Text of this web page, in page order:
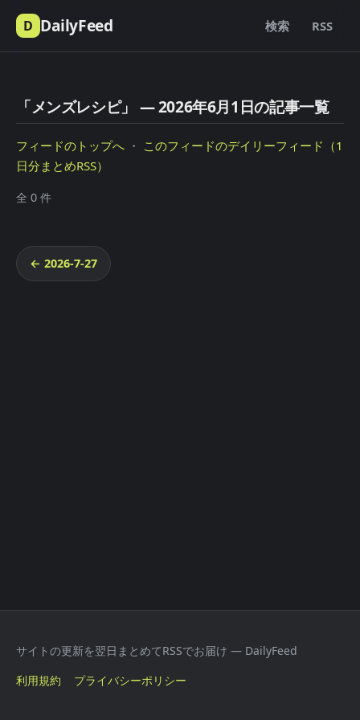
D DailyFeed 検索 RSS
「メンズレシピ」 — 2026年6月1日の記事一覧
フィードのトップへ ・ このフィードのデイリーフィード（1
日分まとめRSS）
全 0 件
← 2026-7-27
サイトの更新を翌日まとめてRSSでお届け — DailyFeed
利用規約
プライバシーポリシー